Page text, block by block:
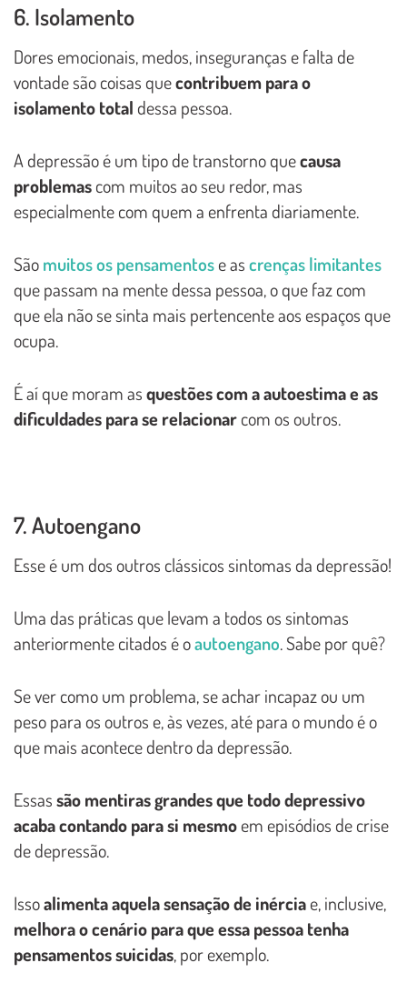
6. Isolamento
Dores emocionais, medos, inseguranças e falta de
vontade são coisas quecontribuem para o
isolamento total dessa pessoa.
A depressão é um tipo de transtorno quecausa
problemascom muitos ao seu redor, mas
especialmente com quem a enfrenta diariamente.
Sãomuitos os pensamentose ascrenças limitantes
que passam na mente dessa pessoa, o que faz com
que ela não se sinta mais pertencente aos espaços que
ocupa.
É aí que moram asquestões com a autoestima e as
dificuldades para se relacionarcom os outros.
7. Autoengano
Esse é um dos outros clássicos sintomas da depressão!
Uma das práticas que levam a todos os sintomas
anteriormente citados é oautoengano. Sabe por quê?
Se ver como um problema, se achar incapaz ou um
peso para os outros e, às vezes, até para o mundo é o
que mais acontece dentro da depressão.
Essassão mentiras grandes que todo depressivo
acaba contando para si mesmoem episódios de crise
de depressão.
Issoalimenta aquela sensação de inérciae, inclusive,
melhora o cenário para que essa pessoa tenha
pensamentos suicidas, por exemplo.